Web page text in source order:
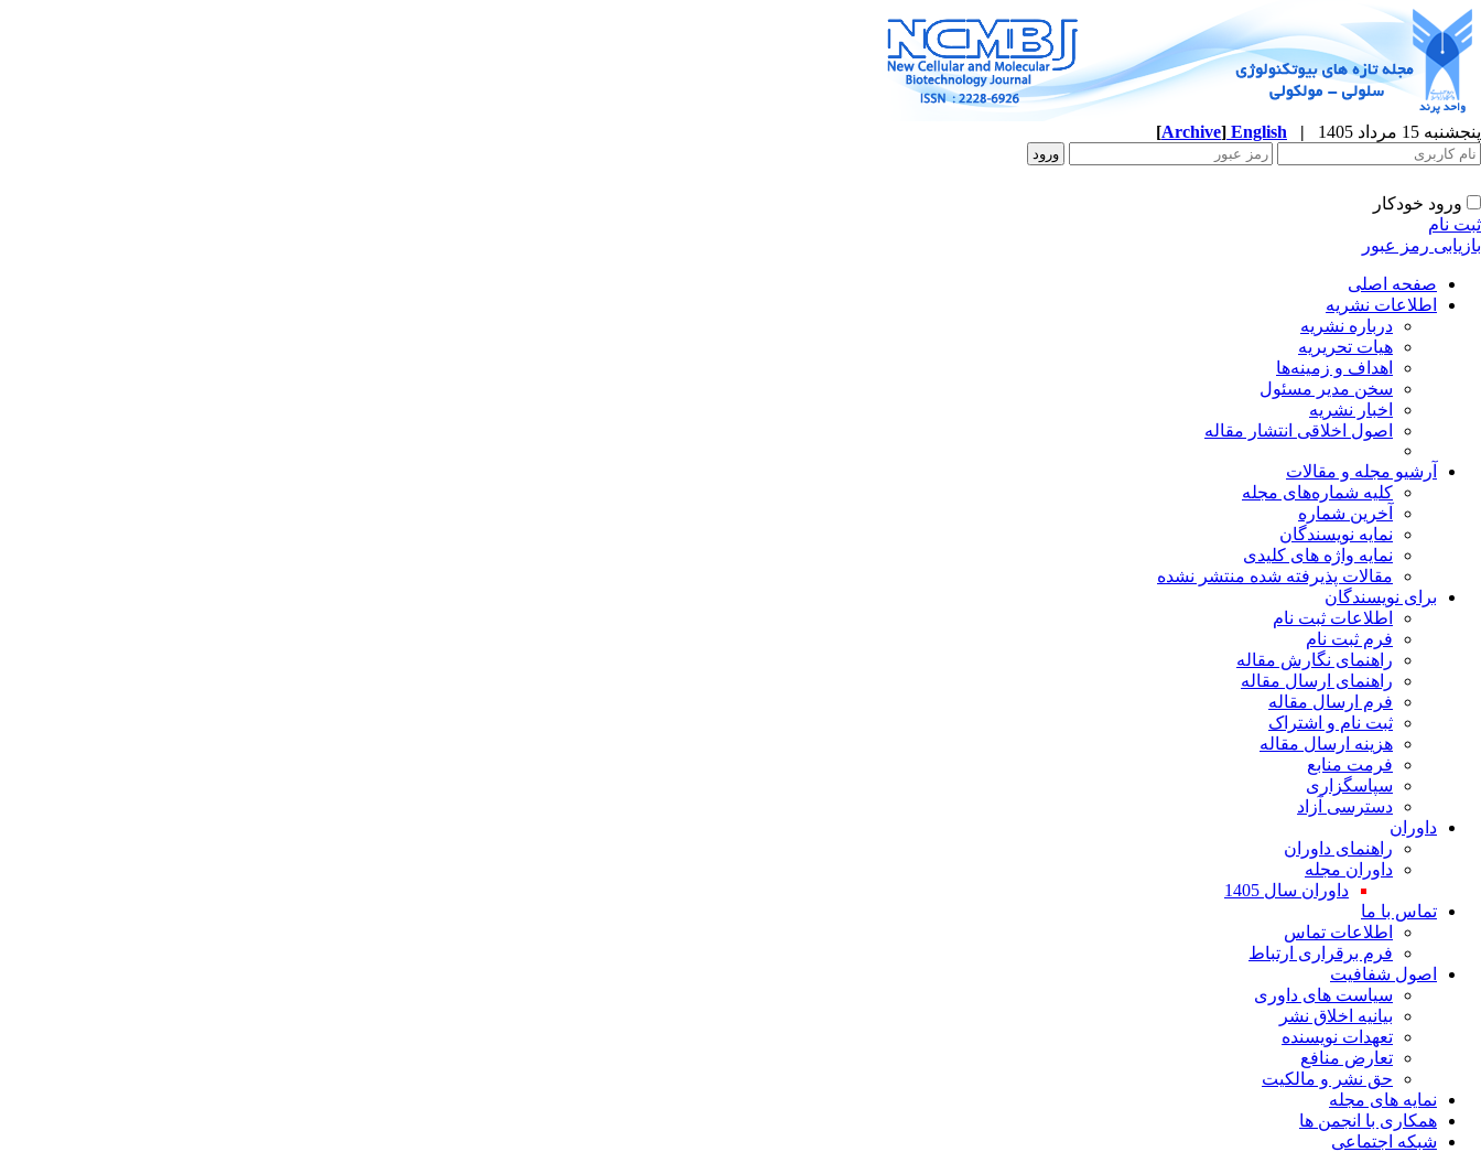
پنجشنبه 15 مرداد 1405 |
English
[Archive]
ورود خودکار
ثبت نام
بازیابی رمز عبور
صفحه اصلی
اطلاعات نشریه
درباره نشریه
هیات تحریریه
اهداف و زمینه‌ها
سخن مدیر مسئول
اخبار نشریه
اصول اخلاقی انتشار مقاله
آرشیو مجله و مقالات
کلیه شماره‌های مجله
آخرین شماره
نمایه نویسندگان
نمایه واژه های کلیدی
مقالات پذیرفته شده منتشر نشده
برای نویسندگان
اطلاعات ثبت نام
فرم ثبت نام
راهنمای نگارش مقاله
راهنمای ارسال مقاله
فرم ارسال مقاله
ثبت نام و اشتراک
هزینه ارسال مقاله
فرمت منابع
سپاسگزاری
دسترسی آزاد
داوران
راهنمای داوران
داوران مجله
داوران سال 1405
تماس با ما
اطلاعات تماس
فرم برقراری ارتباط
اصول شفافیت
سیاست های داوری
بیانیه اخلاق نشر
تعهدات نویسنده
تعارض منافع
حق نشر و مالکیت
نمایه های مجله
همکاری با انجمن ها
شبکه اجتماعی